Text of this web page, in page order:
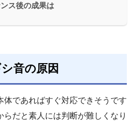
ス後の成果は
音の原因
体であればすぐ対応できそうです
らだと素人には判断が難しくなり